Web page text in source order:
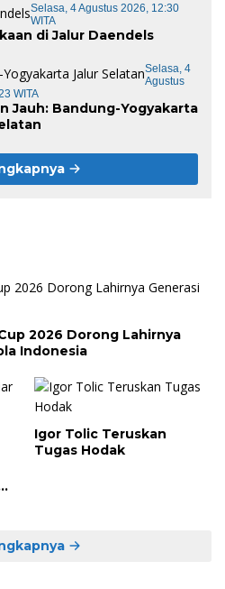
Selasa, 4 Agustus 2026, 12:30
WITA
di Jalur Daendels
Selasa, 4
Agustus
WITA
Jauh: Bandung-Yogyakarta
2026 Dorong Lahirnya
Indonesia
Igor Tolic Teruskan
Tugas Hodak